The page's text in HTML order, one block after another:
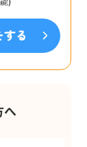
へ